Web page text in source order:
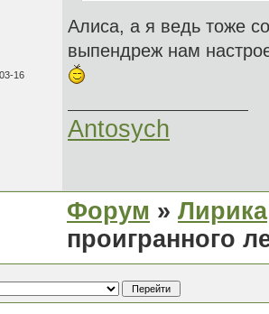
16
Алиса, а я ведь тоже
выпендреж нам
Antosych
Форум » Лирика
проигранного